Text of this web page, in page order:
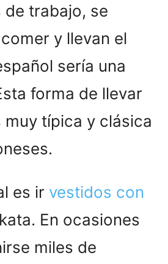
trabajo, se
y llevan el
sería una
forma de llevar
muy típica y clásica
es ir vestidos con
En ocasiones
miles de